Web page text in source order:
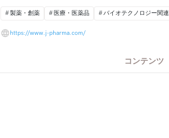
製薬・創薬 医療・医薬品 バイオテクノロジー関連
https://www.j-pharma.com/
コンテンツ